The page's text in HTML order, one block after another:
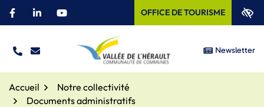
Aller
Facebook
(ouverture dans un nouvel onglet)
Linkedin
(ouverture dans un nouvel onglet)
YouTube
(ouverture dans un nouvel onglet)
OFFICE DE TOURISME
TÉL. NOUS ÉCRIRE Site officiel –
Newsletter
Accueil
Notre collectivité
Documents administratifs